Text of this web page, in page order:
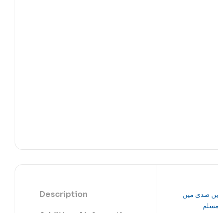
Description
صدی میں